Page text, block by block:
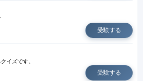
受験する
イズです。
受験する